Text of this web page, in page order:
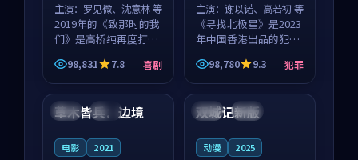
主演： 罗见微、沈意林 等
2019年的《致那时的我
们》是高桥纯再度打磨
的喜剧佳作。中国大陆
的取景与都市寓言的氛
围相互成就，罗见微与
沈意林的对手戏自然克
制，让整部影片在悬
98,831 7.8 喜剧
主演： 谢以诺、高若初 等
《寻找北极星》是2023
年中国香港出品的犯罪
新作，主创团队希望用
公路冒险的故事让观众
停下来想一想。谢以诺
领衔，高若初担任重要
角色，戚南柯的叙事
98,780 9.3 犯罪
泰国 独播
草木皆兵：边境
电影 2021
中国 独播
双城记新版
动漫 2025